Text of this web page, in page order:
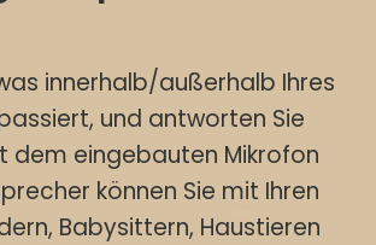
innerhalb/außerhalb Ihres
und antworten Sie
dem eingebauten Mikrofon
können Sie mit Ihren
Babysittern, Haustieren